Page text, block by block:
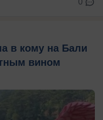
0
в кому на Бали
вином